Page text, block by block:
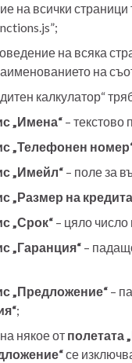
на всички
на всяка
на
калкулатор“
„Имена“ – текстово
„Телефонен
„Имейл“ – поле за
„Размер на
„Срок“ – цяло
„Гаранция“ –
„Предложение“ –
;
някое от полетата
се